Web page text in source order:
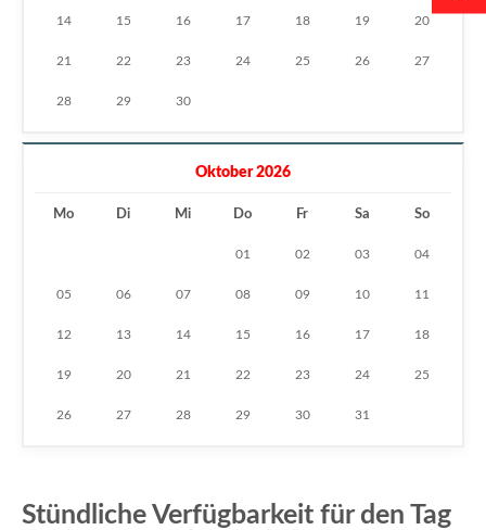
14 15 16 17 18 19 20
21 22 23 24 25 26 27
28 29 30
Oktober 2026
Mo Di Mi Do Fr Sa So
01 02 03 04
05 06 07 08 09 10 11
12 13 14 15 16 17 18
19 20 21 22 23 24 25
26 27 28 29 30 31
Stündliche Verfügbarkeit für den Tag